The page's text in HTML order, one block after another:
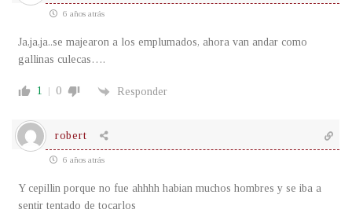
6 años atrás
Ja,ja,ja..se majearon a los emplumados, ahora van andar como
gallinas culecas….
1 0 Responder
robert
6 años atrás
Y cepillin porque no fue ahhhh habian muchos hombres y se iba a
sentir tentado de tocarlos